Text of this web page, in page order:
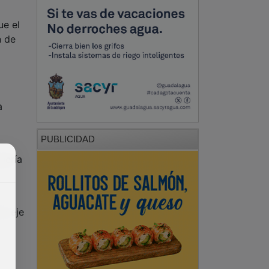
el
de
eje
PUBLICIDAD